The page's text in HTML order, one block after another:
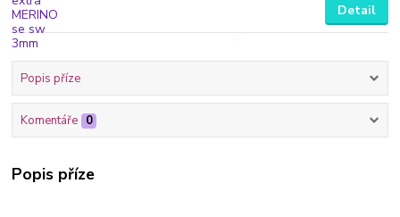
Detail
Popis příze
Komentáře 0
Popis příze